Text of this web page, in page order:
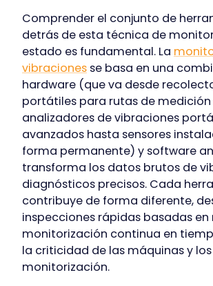
Comprender el conjunto de
detrás de esta técnica de
estado es fundamental. La
vibraciones se basa en una
hardware (que va desde
portátiles para rutas de medición
analizadores de vibraciones
avanzados hasta sensores
forma permanente) y software
transforma los datos brutos de
diagnósticos precisos. Cada
contribuye de forma diferente,
inspecciones rápidas basadas
monitorización continua en
la criticidad de las máquinas y
monitorización.